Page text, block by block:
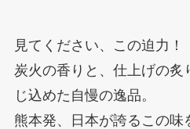
見てください、この迫力！
炭火の香りと、仕上げの炙
じ込めた自慢の逸品。
熊本発、日本が誇るこの味